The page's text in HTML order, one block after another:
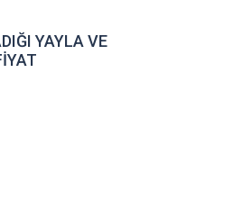
YAYLA VE